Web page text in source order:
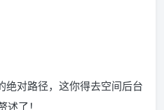
绝对路径，这你得去空间后台
了！